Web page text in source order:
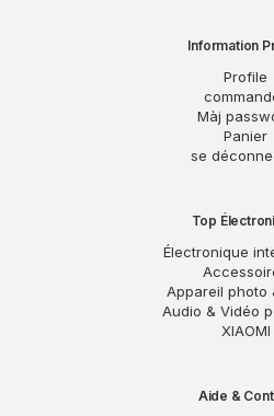
Information
Profile
Màj
Panier
se
Top
Électronique
Appareil photo
Audio & Vidéo
XIAOMI
Aide &